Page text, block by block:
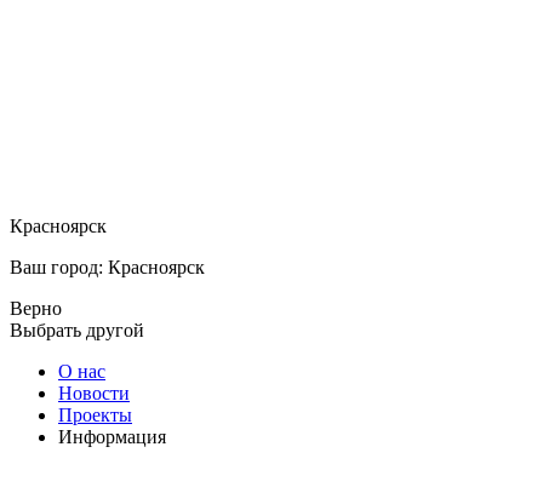
Красноярск
Ваш город: Красноярск
Верно
Выбрать другой
О нас
Новости
Проекты
Информация